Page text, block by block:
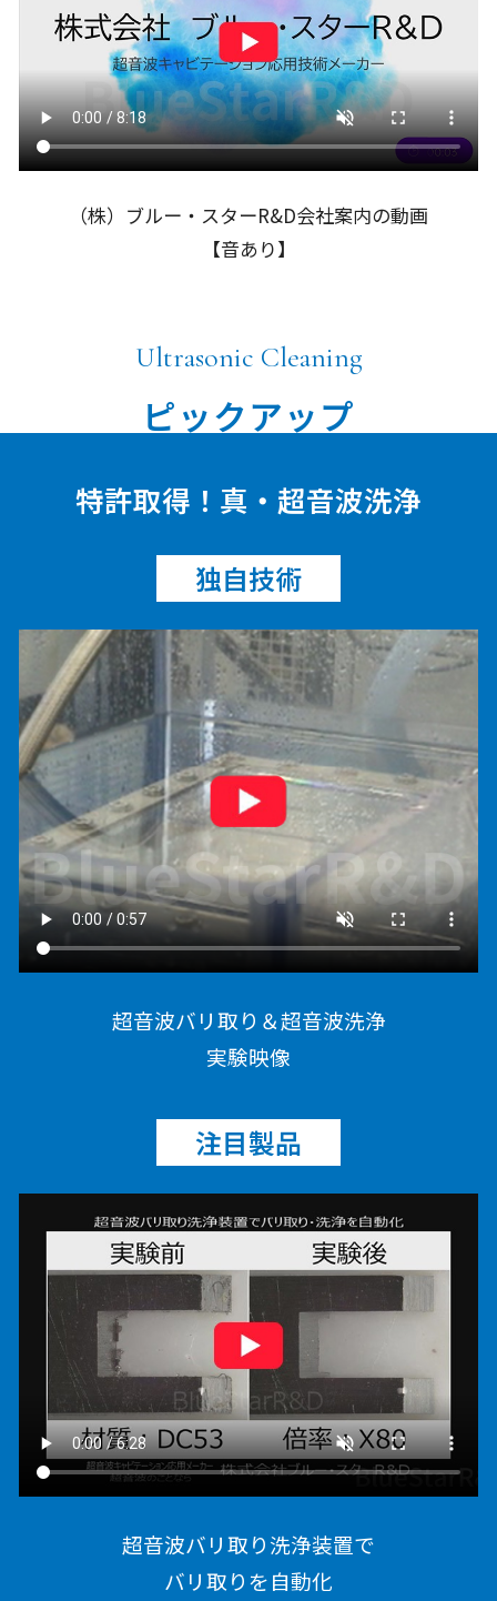
（株）ブルー・スターR&D会社案内の動画
【音あり】
Ultrasonic Cleaning
ピックアップ
特許取得！真・超音波洗浄
独自技術
超音波バリ取り＆超音波洗浄
実験映像
注目製品
超音波バリ取り洗浄装置で
バリ取りを自動化